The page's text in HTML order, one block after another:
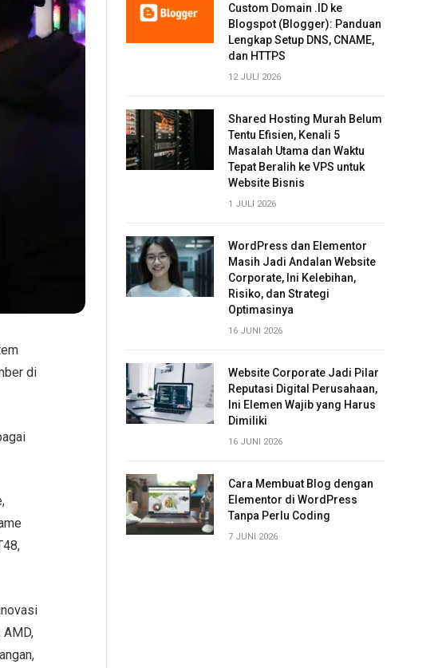
di
AMD,
Custom Domain .ID ke
Blogspot (Blogger): Panduan
Lengkap Setup DNS, CNAME,
dan HTTPS
12 JULI 2026
Shared Hosting Murah Belum
Tentu Efisien, Kenali 5
Masalah Utama dan Waktu
Tepat Beralih ke VPS untuk
Website Bisnis
1 JULI 2026
WordPress dan Elementor
Masih Jadi Andalan Website
Corporate, Ini Kelebihan,
Risiko, dan Strategi
Optimasinya
16 JUNI 2026
Website Corporate Jadi Pilar
Reputasi Digital Perusahaan,
Ini Elemen Wajib yang Harus
Dimiliki
16 JUNI 2026
Cara Membuat Blog dengan
Elementor di WordPress
Tanpa Perlu Coding
7 JUNI 2026